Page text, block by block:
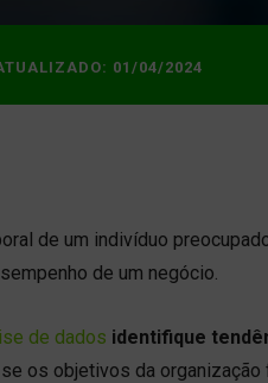
01/04/2024
de um indivíduo
de um negócio.
de dados identifique
os objetivos da organização